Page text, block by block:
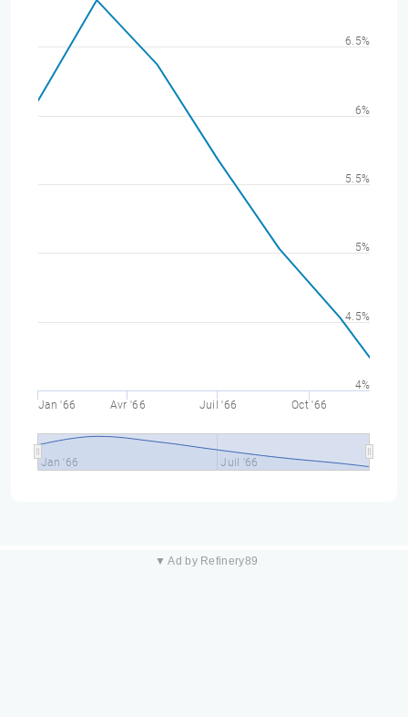
Jan '66 Avr '66 Juil '66 Oct '66
Jan '66 Juil '66
4%
4.5%
5%
5.5%
6%
6.5%
▼ Ad by Refinery89